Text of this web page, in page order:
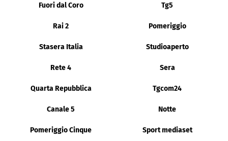
Fuori dal Coro Tg5
Rai 2 Pomeriggio
Stasera Italia Studioaperto
Rete 4 Sera
Quarta Repubblica Tgcom24
Canale 5 Notte
Pomeriggio Cinque Sport mediaset